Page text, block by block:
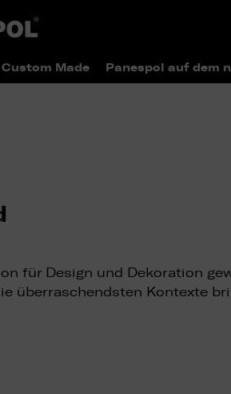
Custom Made Panespol auf dem
für Design und Dekoration
überraschendsten Kontexte